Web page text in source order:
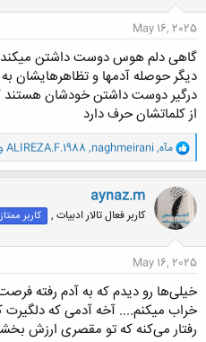
:
May 16, 2025
گاهی دلم هوس دوست داشتن
دیگر حوصله آدمها و تظاهرهایشان
درگیر دوست داشتن خودشان
از کلماتشان حرف دارد
و
ا
ک
ن
ش
ه
ا
مآه,
naghmeirani
,
ALIREZA.F.1988 و 4
aynaz.m
کاربر فعال تالار ادبیات , کاربر ممتاز
May 16, 2025
خیلی‌ها رو دیدم که به آدم رفته
خراب میکنم.... آخه آدمی که
رفتار می‌کنه که تو مقصری ارزش